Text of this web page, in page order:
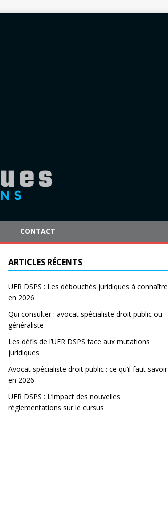
CONTACT
ARTICLES RÉCENTS
UFR DSPS : Les débouchés juridiques à connaître
en 2026
Qui consulter : avocat spécialiste droit public ou
généraliste
Les défis de l’UFR DSPS face aux mutations
juridiques
Avocat spécialiste droit public : ce qu’il faut savoir
en 2026
UFR DSPS : L’impact des nouvelles
réglementations sur le cursus